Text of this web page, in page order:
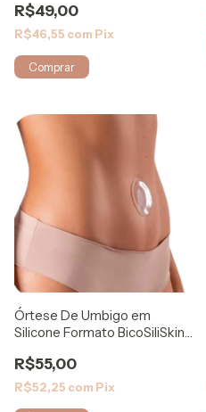
R$49,00
R$46,55 com Pix
Comprar
Órtese De Umbigo em
Silicone Formato BicoSiliSkin
R$55,00
R$52,25 com Pix